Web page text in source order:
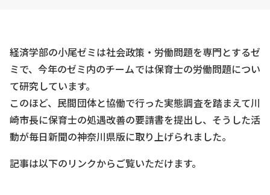
経済学部の小尾ゼミは社会政策・労働問題を専門とするゼ
ミで、今年のゼミ内のチームでは保育士の労働問題につい
て研究しています。
このほど、民間団体と協働で行った実態調査を踏まえて川
崎市長に保育士の処遇改善の要請書を提出し、そうした活
動が毎日新聞の神奈川県版に取り上げられました。
記事は以下のリンクからご覧いただけます。